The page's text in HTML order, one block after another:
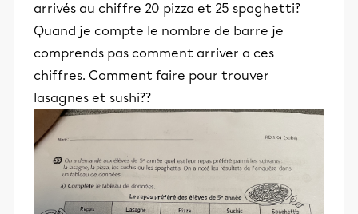
arrivés au chiffre 20 pizza et 25 spaghetti?
Quand je compte le nombre de barre je
comprends pas comment arriver a ces
chiffres. Comment faire pour trouver
lasagnes et sushi??